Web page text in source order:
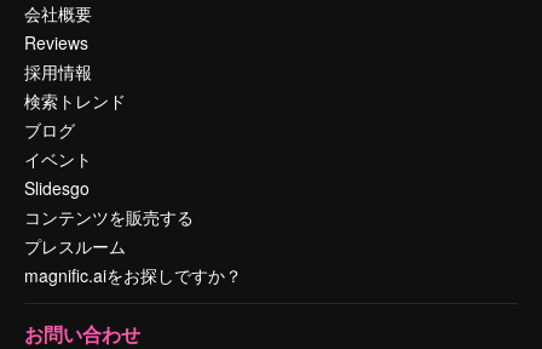
会社概要
Reviews
採用情報
検索トレンド
ブログ
イベント
Slidesgo
コンテンツを販売する
プレスルーム
magnific.aiをお探しですか？
お問い合わせ